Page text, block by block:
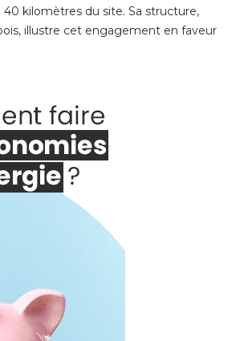
40 kilomètres du site. Sa structure,
illustre cet engagement en faveur